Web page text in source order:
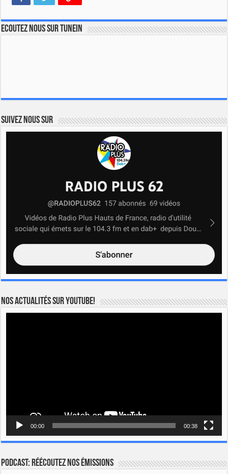
Ecoutez nous sur TuneIn
Suivez nous sur
Nos actualités sur YOUTUBE!
00:00 00:38
Podcast: Réécoutez nos émissions